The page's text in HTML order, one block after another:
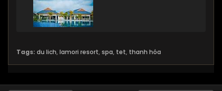
Tags: du lich, lamori resort, spa, tet, thanh hóa